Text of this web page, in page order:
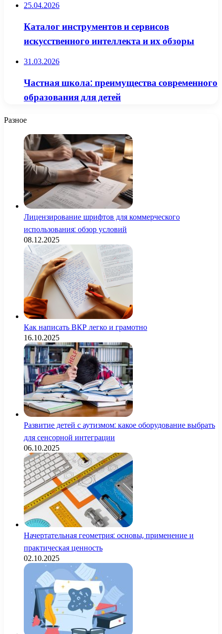
25.04.2026
Каталог инструментов и сервисов
искусственного интеллекта и их обзоры
31.03.2026
Частная школа: преимущества современного
образования для детей
Разное
Лицензирование шрифтов для коммерческого
использования: обзор условий
08.12.2025
Как написать ВКР легко и грамотно
16.10.2025
Развитие детей с аутизмом: какое оборудование выбрать
для сенсорной интеграции
06.10.2025
Начертательная геометрия: основы, применение и
практическая ценность
02.10.2025